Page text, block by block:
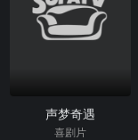
声梦奇遇
喜剧片